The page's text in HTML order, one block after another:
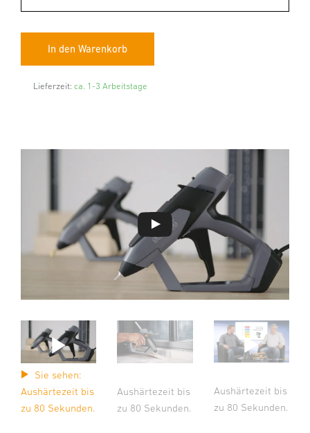
Lieferzeit: ca. 1-3 Arbeitstage
Sie sehen:
Aushärtezeit bis
zu 80 Sekunden.
Aushärtezeit bis
zu 80 Sekunden.
Aushärtezeit bis
zu 80 Sekunden.